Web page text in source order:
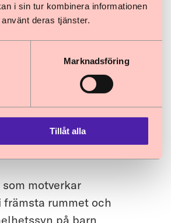
i sin tur kombinera informationen
deras tjänster.
Marknadsföring
Tillåt alla
är en fördjupning
för att stärka
motverkar
rummet och
på barn